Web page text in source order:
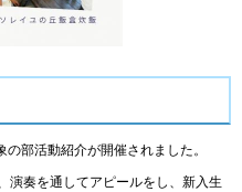
部活動紹介が開催されました。
演奏を通してアピールをし、新入生